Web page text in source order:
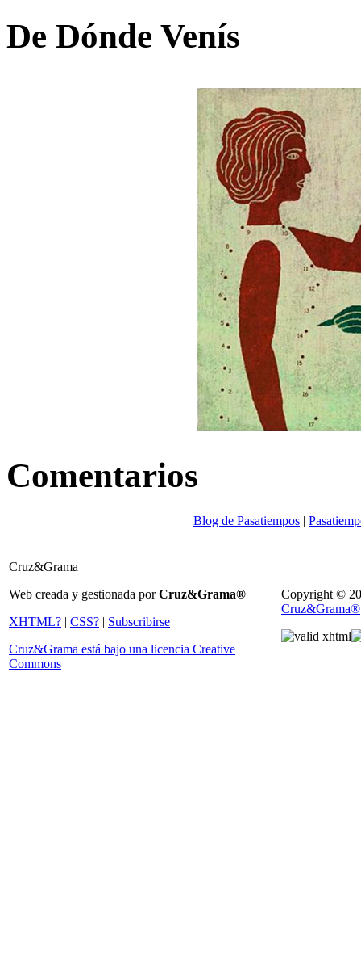
De Dónde Venís
Comentarios
Blog de Pasatiempos |
Cruz&Grama
Web creada y gestionada porCruz&Grama®
XHTML? | CSS? | Subscribirse
Cruz&Grama está bajo una licencia Creative
Commons
Copyright ©
Cruz&Grama®